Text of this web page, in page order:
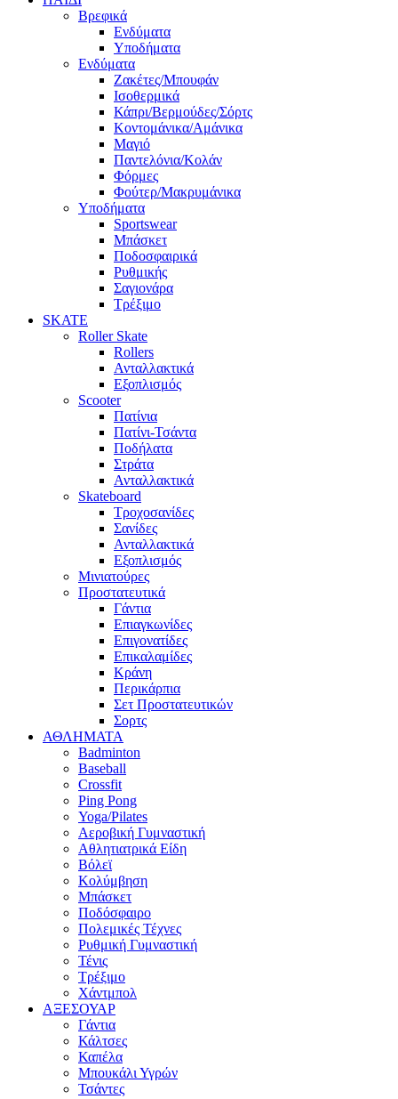
Βρεφικά
Ενδύματα
Υποδήματα
Ενδύματα
Ζακέτες/Μπουφάν
Ισοθερμικά
Κάπρι/Βερμούδες/Σόρτς
Κοντομάνικα/Αμάνικα
Μαγιό
Παντελόνια/Κολάν
Φόρμες
Φούτερ/Μακρυμάνικα
Υποδήματα
Sportswear
Μπάσκετ
Ποδοσφαιρικά
Ρυθμικής
Σαγιονάρα
Τρέξιμο
SKATE
Roller Skate
Rollers
Ανταλλακτικά
Εξοπλισμός
Scooter
Πατίνια
Πατίνι-Τσάντα
Ποδήλατα
Στράτα
Ανταλλακτικά
Skateboard
Τροχοσανίδες
Σανίδες
Ανταλλακτικά
Εξοπλισμός
Μινιατούρες
Προστατευτικά
Γάντια
Επιαγκωνίδες
Επιγονατίδες
Επικαλαμίδες
Κράνη
Περικάρπια
Σετ Προστατευτικών
Σορτς
ΑΘΛΗΜΑΤΑ
Badminton
Baseball
Crossfit
Ping Pong
Yoga/Pilates
Αεροβική Γυμναστική
Αθλητιατρικά Είδη
Βόλεϊ
Κολύμβηση
Μπάσκετ
Ποδόσφαιρο
Πολεμικές Τέχνες
Ρυθμική Γυμναστική
Τένις
Τρέξιμο
Χάντμπολ
ΑΞΕΣΟΥΑΡ
Γάντια
Κάλτσες
Καπέλα
Μπουκάλι Υγρών
Τσάντες